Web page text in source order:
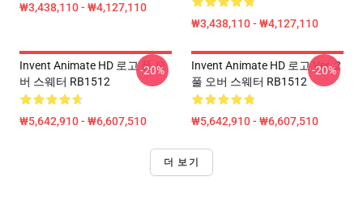
₩3,438,110 - ₩4,127,110
₩3,438,110 - ₩4,127,110
Invent Animate HD 로고 풀 오
버 스웨터 RB1512
₩5,642,910 - ₩6,607,510
-20%
Invent Animate HD 로고 Ver. 2
풀 오버 스웨터 RB1512
₩5,642,910 - ₩6,607,510
-20%
더 보기